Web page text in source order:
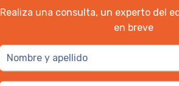
Realiza una consulta, un experto del
en breve